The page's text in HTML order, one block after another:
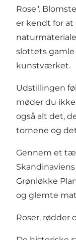
Rose".
er kendt for at
slottets
kunstværket.
Udstillingen
møder du
også alt det,
tornene og
Gennem et
Grønløkke
og glemte
Roser, rødder